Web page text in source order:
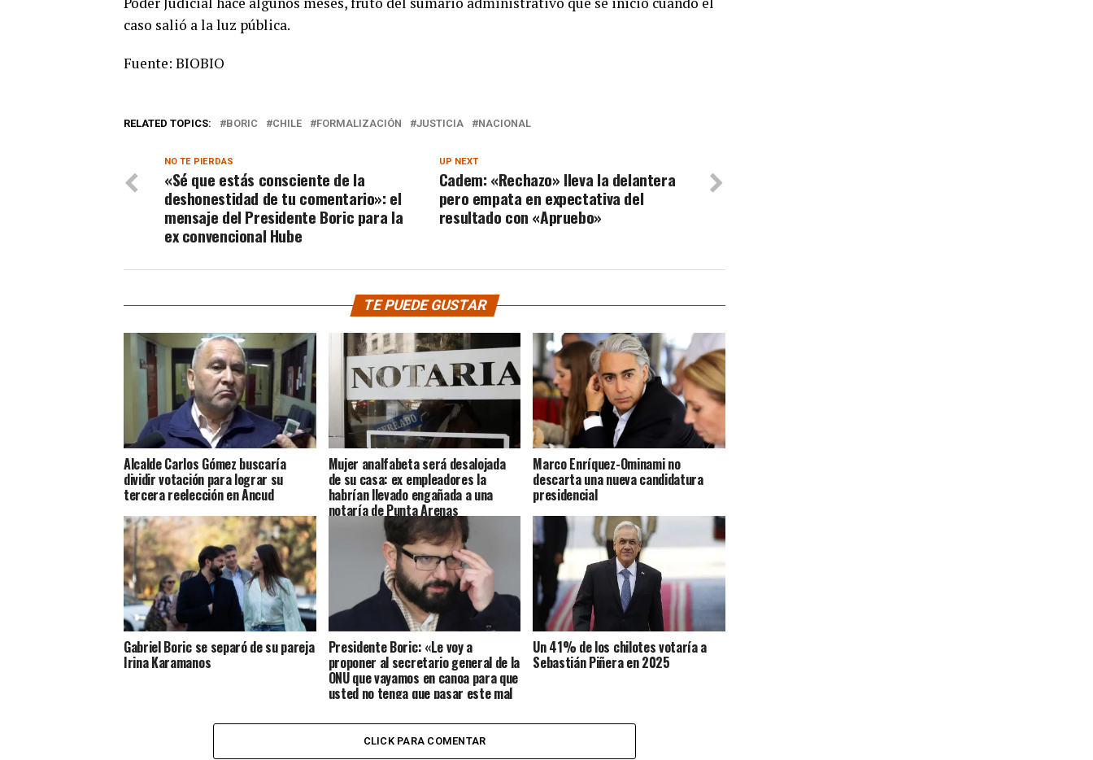
caso salió a la luz pública.
Fuente: BIOBIO
RELATED TOPICS: BORIC CHILE FORMALIZACIÓN JUSTICIA NACIONAL
UP NEXT
Cadem: «Rechazo» lleva la delantera
pero empata en expectativa del
resultado con «Apruebo»
NO TE PIERDAS
«Sé que estás consciente de la
deshonestidad de tu comentario»: el
mensaje del Presidente Boric para la
ex convencional Hube
TE PUEDE GUSTAR
Alcalde Carlos Gómez buscaría
dividir votación para lograr su
tercera reelección en Ancud
Mujer analfabeta será desalojada
de su casa: ex empleadores la
habrían llevado engañada a una
notaría de Punta Arenas
Marco Enríquez-Ominami no
descarta una nueva candidatura
presidencial
Gabriel Boric se separó de su pareja
Irina Karamanos
Presidente Boric: «Le voy a
proponer al secretario general de la
ONU que vayamos en canoa para que
usted no tenga que pasar este mal
Un 41% de los chilotes votaría a
Sebastián Piñera en 2025
CLICK PARA COMENTAR